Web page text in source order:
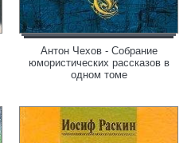
Антон Чехов - Собрание
юмористических рассказов в
одном томе